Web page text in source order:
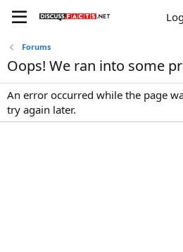
Forums
Oops! We ran into some
An error occurred while the page
try again later.